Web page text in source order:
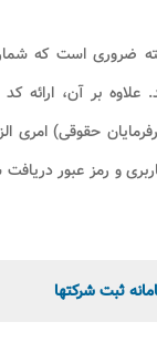
ضروری است که
علاوه بر آن، ارائه
حقوقی) امری
و رمز عبور دریافت
ثبت شرکتها